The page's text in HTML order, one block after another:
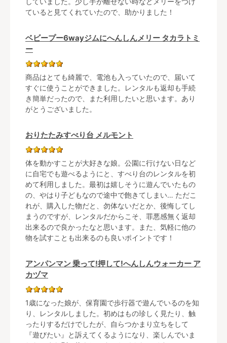
ていると見てくれていたので、助かりました！
ベビープー6wayジムにへんしんメリー タカラトミ
ー
商品はとても綺麗で、電池も入っていたので、届いて
すぐに使うことができました。レンタルも返却も手続
き簡単だったので、また利用したいと思います。あり
がとうございました。
おりたたみすべり台 メルモント
体を動かすことが大好きな娘。公園に行けない日など
に自宅でも遊べるようにと、すべり台のレンタルを初
めて利用しました。最初は嬉しそうに遊んでいたもの
の、やはり子どもなので途中で飽きてしまい… ただこ
れが、購入した物だと、勿体ないだとか、後悔してし
まうのですが、レンタルだからこそ、罪悪感無く返却
出来るので良かったなと思います。また、気軽に他の
物を試すことも出来るのも良いポイントです！
アンパンマン 乗って!押して!へんしんウォーカー ア
カヅマ
1歳になった娘が、保育園で歩行器で遊んでいるのを知
り、レンタルしました。初めはもの珍しく見たり、触
ったりするだけでしたが、自らつかまり立ちをして
『遊びたい』と訴えてくるようになり、楽しんでいま